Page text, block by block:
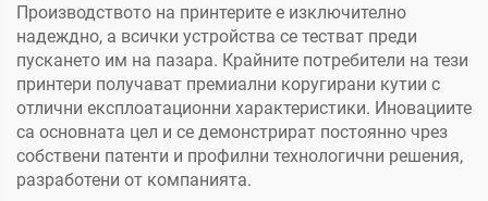
Производството на принтерите е изключително
надеждно, а всички устройства се тестват преди
пускането им на пазара. Крайните потребители на тези
принтери получават премиални коругирани кутии с
отлични експлоатационни характеристики. Иновациите
са основната цел и се демонстрират постоянно чрез
собствени патенти и профилни технологични решения,
разработени от компанията.